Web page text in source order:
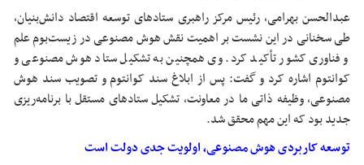
عبدالحسن بهرامی، رئیس مرکز راهبری ستادهای توسعه اقتصاد دانش‌بنیان،
طی سخنانی در این نشست بر اهمیت نقش هوش مصنوعی در زیست‌بوم علم
و فناوری کشور تأکید کرد. وی همچنین به تشکیل ستاد هوش مصنوعی و
کوانتوم اشاره کرد و گفت: پس از ابلاغ سند کوانتوم و تصویب سند هوش
مصنوعی، وظیفه ذاتی ما در معاونت، تشکیل ستادهای مستقل با برنامه‌ریزی
جدید بود که این مهم محقق شد.
توسعه کاربردی هوش مصنوعی، اولویت جدی دولت است